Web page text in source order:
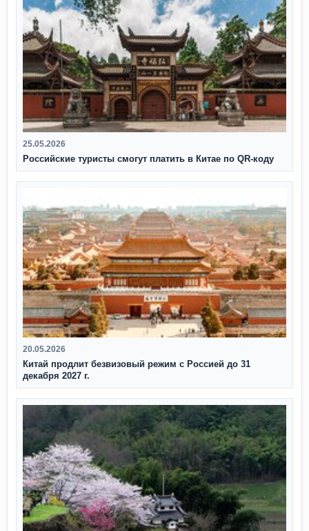
25.05.2026
Российские туристы смогут платить в Китае по QR‑коду
20.05.2026
Китай продлит безвизовый режим с Россией до 31
декабря 2027 г.